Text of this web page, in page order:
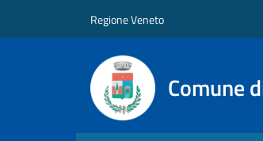
Regione Veneto
Comune